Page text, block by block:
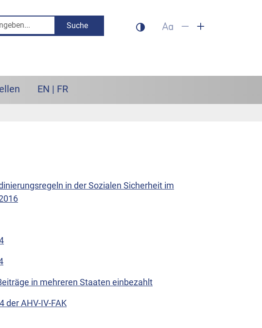
Suche
EN | FR
in der Sozialen Sicherheit im
in mehreren Staaten einbezahlt
der AHV-IV-FAK